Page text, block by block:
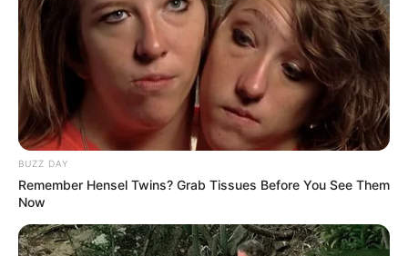
BUZZ DAY
Remember Hensel Twins? Grab Tissues Before You See Them
Now